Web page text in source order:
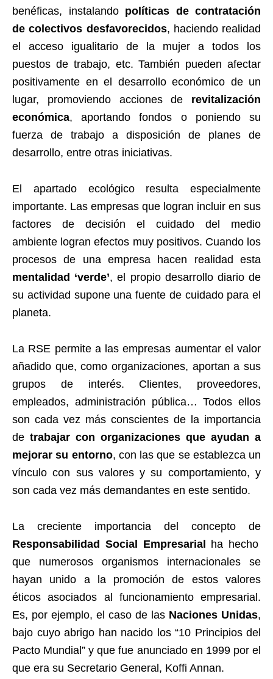
benéficas, instalando políticas de contratación
de colectivos desfavorecidos, haciendo realidad
el acceso igualitario de la mujer a todos los
puestos de trabajo, etc. También pueden afectar
positivamente en el desarrollo económico de un
lugar, promoviendo acciones de revitalización
económica, aportando fondos o poniendo su
fuerza de trabajo a disposición de planes de
desarrollo, entre otras iniciativas.
El apartado ecológico resulta especialmente
importante. Las empresas que logran incluir en sus
factores de decisión el cuidado del medio
ambiente logran efectos muy positivos. Cuando los
procesos de una empresa hacen realidad esta
mentalidad ‘verde’, el propio desarrollo diario de
su actividad supone una fuente de cuidado para el
planeta.
La RSE permite a las empresas aumentar el valor
añadido que, como organizaciones, aportan a sus
grupos de interés. Clientes, proveedores,
empleados, administración pública… Todos ellos
son cada vez más conscientes de la importancia
de trabajar con organizaciones que ayudan a
mejorar su entorno, con las que se establezca un
vínculo con sus valores y su comportamiento, y
son cada vez más demandantes en este sentido.
La creciente importancia del concepto de
Responsabilidad Social Empresarial ha hecho
que numerosos organismos internacionales se
hayan unido a la promoción de estos valores
éticos asociados al funcionamiento empresarial.
Es, por ejemplo, el caso de las Naciones Unidas,
bajo cuyo abrigo han nacido los “10 Principios del
Pacto Mundial” y que fue anunciado en 1999 por el
que era su Secretario General, Koffi Annan.